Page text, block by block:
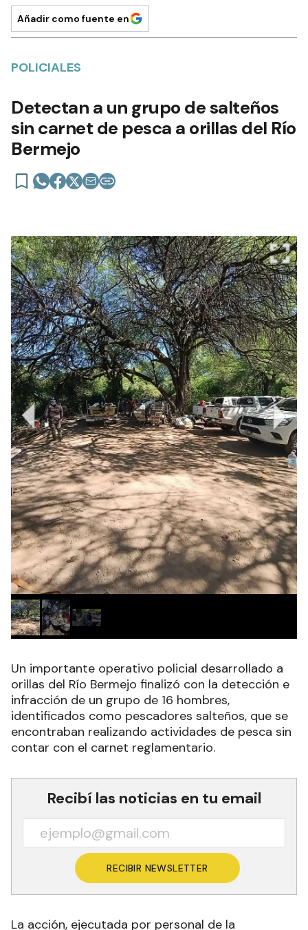
Añadir como fuente en
POLICIALES
Detectan a un grupo de salteños
sin carnet de pesca a orillas del Río
Bermejo
Un importante operativo policial desarrollado a
orillas del Río Bermejo finalizó con la detección e
infracción de un grupo de 16 hombres,
identificados como pescadores salteños, que se
encontraban realizando actividades de pesca sin
contar con el carnet reglamentario.
Recibí las noticias en tu email
RECIBIR NEWSLETTER
La acción, ejecutada por personal de la